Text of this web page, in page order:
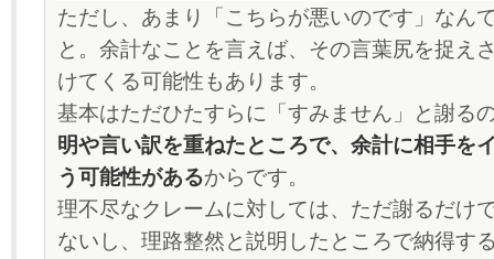
ただし、あまり「こちらが悪いのです」なん
と。余計なことを言えば、その言葉尻を捉え
けてくる可能性もあります。
基本はただひたすらに「すみません」と謝る
明や言い訳を重ねたところで、余計に相手を
う可能性があるからです。
理不尽なクレームに対しては、ただ謝るだけ
ないし、理路整然と説明したところで納得す